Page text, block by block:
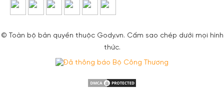
© Toàn bộ bản quyền thuộc Gody.vn. Cấm sao chép dưới mọi hình
thức.